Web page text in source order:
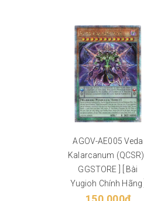
AGOV-AE005 Veda
Kalarcanum (QCSR) [
GGSTORE ] [ Bài
Yugioh Chính Hãng ]